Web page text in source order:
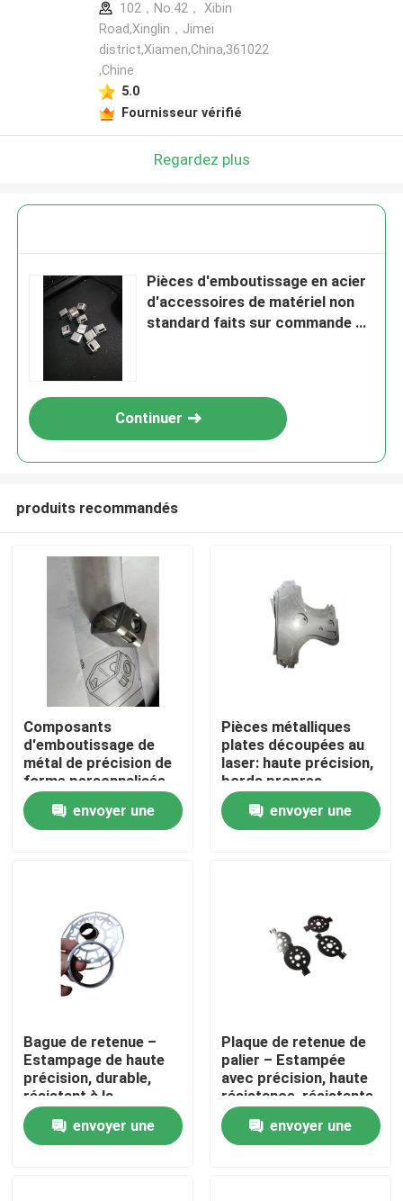
Produits
Vidéos
Visite d'usine
Contactez-nous
Nouvelles
102，No.42， Xibin
Road,Xinglin，Jimei
district,Xiamen,China,361022
,Chine
5.0
Fournisseur vérifié
Regardez plus
Pièces d'emboutissage en acier
d'accessoires de matériel non
standard faits sur commande en
Continuer
produits recommandés
Composants
d'emboutissage de
métal de précision de
forme personnalisée
offrant des solutions
durables pour les
applications
industrielles
envoyer une
Pièces métalliques
plates découpées au
laser: haute précision,
bords propres,
personnalisables,
durablesenvoyer une
Bague de retenue –
Estampage de haute
précision, durable,
résistant à la
corrosion,
personnalisable
envoyer une
Plaque de retenue de
palier – Estampée
avec précision, haute
résistance, résistante
à la corrosion, OEM
personnaliséenvoyer une